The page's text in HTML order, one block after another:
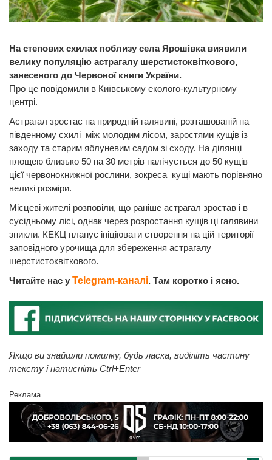
На степових схилах поблизу села Ярошівка виявили
велику популяцію астрагалу шерстистоквіткового,
занесеного до Червоної книги України.
Про це повідомили в Київському еколого-культурному
центрі.
Астрагал зростає на природній галявині, розташованій на
південному схилі між молодим лісом, заростями кущів із
заходу та старим яблуневим садом зі сходу. На ділянці
площею близько 50 на 30 метрів налічується до 50 кущів
цієї червонокнижної рослини, зокреса кущі мають порівняно
великі розміри.
Місцеві жителі розповіли, що раніше астрагал зростав і в
сусідньому лісі, однак через розростання кущів ці галявини
зникли. КЕКЦ планує ініціювати створення на цій території
заповідного урочища для збереження астрагалу
шерстистоквіткового.
Читайте нас у Telegram-каналі. Там коротко і ясно.
Якщо ви знайшли помилку, будь ласка, виділіть частину
тексту і натисніть Ctrl+Enter
Реклама